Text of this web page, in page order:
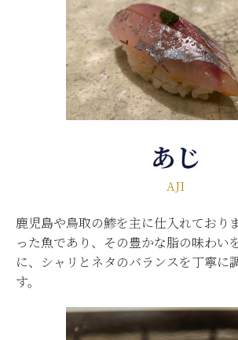
あじ
AJI
鹿児島や鳥取の鯵を主に仕入れており
った魚であり、その豊かな脂の味わい
に、シャリとネタのバランスを丁寧に
す。